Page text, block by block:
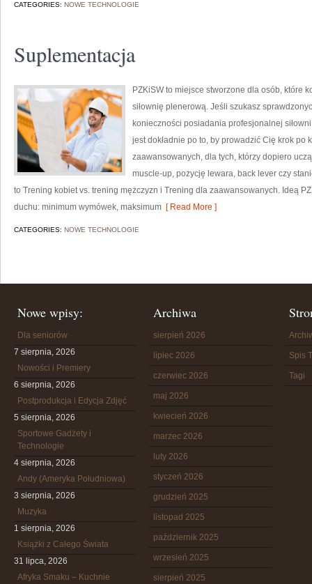
CATEGORIES: NOWE TECHNOLOGIE
Suplementacja
PZKiSW to miejsce stworzone dla osób, które
siłownię plenerową. Jeśli szukasz
konieczności posiadania profesjonalnej
jest dokładnie po to, by prowadzić Cię krok po
zaawansowanych, dla tych, którzy dopiero
muscle-up, pozycję lewara, back lever czy
to Trening kobiet vs. trening mężczyzn i Trening dla zaawansowanych. Ideą
duchu: minimum wymówek, maksimum [ Read More ]
CATEGORIES: NOWE TECHNOLOGIE
Nowe wpisy:
Dla seniorów
7 sierpnia, 2026
Nowości i Premiery
6 sierpnia, 2026
Postprodukcja i Edycja Zdjęć
5 sierpnia, 2026
Sportowe Gadżety i
Technologie
4 sierpnia, 2026
Andy (Ameryka Południowa)
3 sierpnia, 2026
Muzyka
1 sierpnia, 2026
Książki z Całego Świata
31 lipca, 2026
Afryka Smaku – Kuchnie
Archiwa
sierpień 2026
lipiec 2026
czerwiec 2026
maj 2026
kwiecień 2026
marzec 2026
luty 2026
styczeń 2026
grudzień 2025
listopad 2025
październik 2025
wrzesień 2025
sierpień 2025
Spis
Tagi